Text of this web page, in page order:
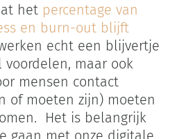
het percentage van
en burn-out blijft
echt een blijvertje
maar ook
mensen contact
of moeten zijn) moeten
Het is belangrijk
gaan met onze digitale